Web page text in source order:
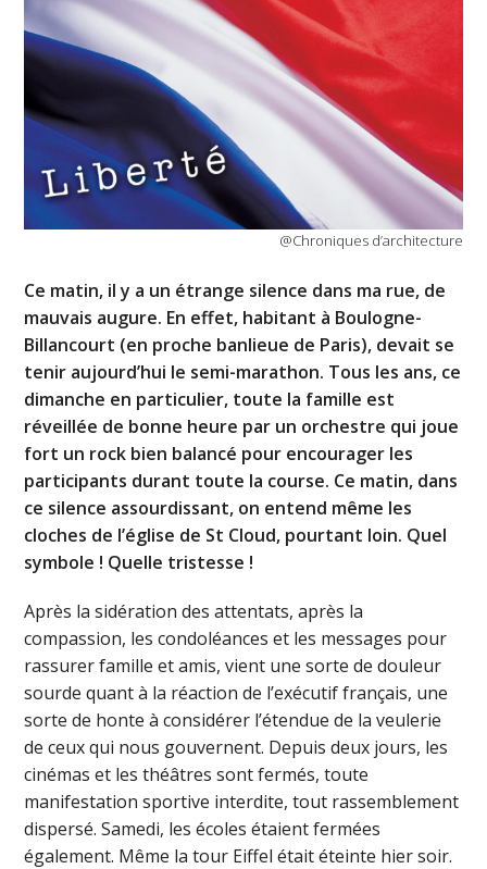
@Chroniques d’architecture
Ce matin, il y a un étrange silence dans ma rue, de
mauvais augure. En effet, habitant à Boulogne-
Billancourt (en proche banlieue de Paris), devait se
tenir aujourd’hui le semi-marathon. Tous les ans, ce
dimanche en particulier, toute la famille est
réveillée de bonne heure par un orchestre qui joue
fort un rock bien balancé pour encourager les
participants durant toute la course. Ce matin, dans
ce silence assourdissant, on entend même les
cloches de l’église de St Cloud, pourtant loin. Quel
symbole ! Quelle tristesse !
Après la sidération des attentats, après la
compassion, les condoléances et les messages pour
rassurer famille et amis, vient une sorte de douleur
sourde quant à la réaction de l’exécutif français, une
sorte de honte à considérer l’étendue de la veulerie
de ceux qui nous gouvernent. Depuis deux jours, les
cinémas et les théâtres sont fermés, toute
manifestation sportive interdite, tout rassemblement
dispersé. Samedi, les écoles étaient fermées
également. Même la tour Eiffel était éteinte hier soir.